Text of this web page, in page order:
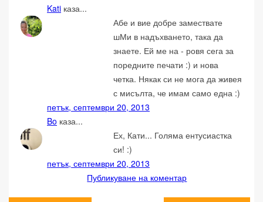
Kati каза...
Абе и вие добре замествате
шМи в надъхването, така да
знаете. Ей ме на - ровя сега за
поредните печати :) и нова
четка. Някак си не мога да живея
с мисълта, че имам само една :)
петък, септември 20, 2013
Bo каза...
Ех, Кати... Голяма ентусиастка
си! :)
петък, септември 20, 2013
Публикуване на коментар